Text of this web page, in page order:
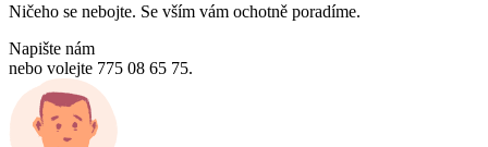
Ničeho se nebojte. Se vším vám ochotně poradíme.
Napište nám
nebo volejte 775 08 65 75.